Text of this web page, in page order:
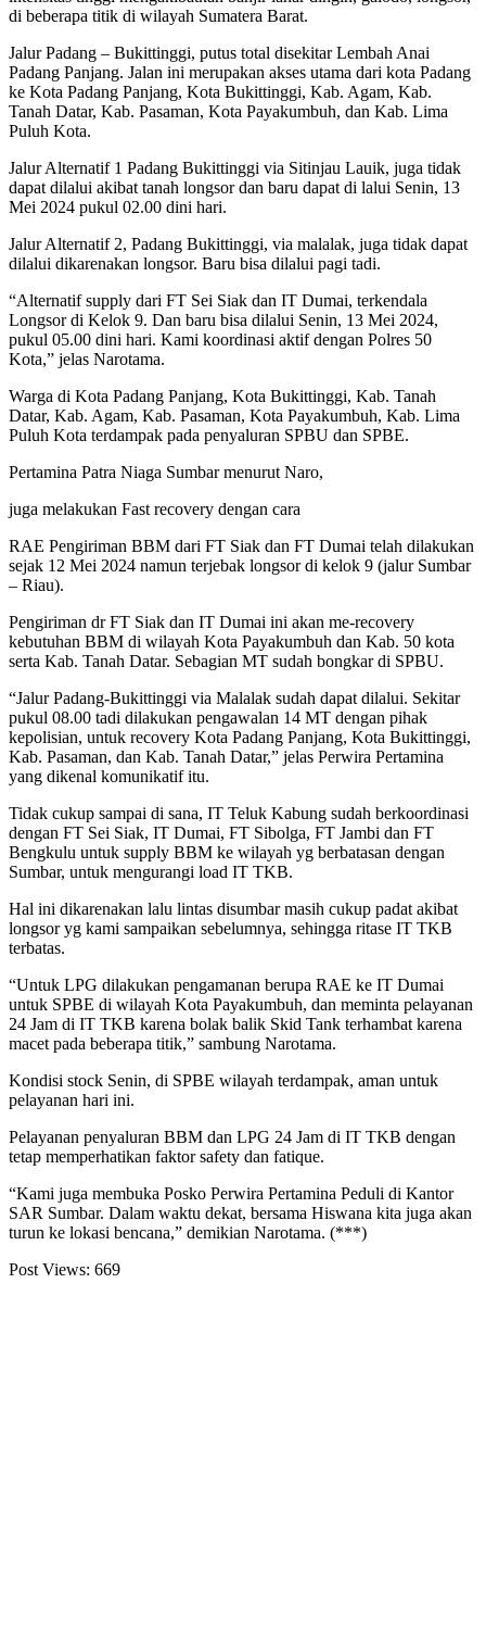
di beberapa titik di wilayah Sumatera Barat.
Jalur Padang – Bukittinggi, putus total disekitar Lembah Anai
Padang Panjang. Jalan ini merupakan akses utama dari kota Padang
ke Kota Padang Panjang, Kota Bukittinggi, Kab. Agam, Kab.
Tanah Datar, Kab. Pasaman, Kota Payakumbuh, dan Kab. Lima
Puluh Kota.
Jalur Alternatif 1 Padang Bukittinggi via Sitinjau Lauik, juga tidak
dapat dilalui akibat tanah longsor dan baru dapat di lalui Senin, 13
Mei 2024 pukul 02.00 dini hari.
Jalur Alternatif 2, Padang Bukittinggi, via malalak, juga tidak dapat
dilalui dikarenakan longsor. Baru bisa dilalui pagi tadi.
“Alternatif supply dari FT Sei Siak dan IT Dumai, terkendala
Longsor di Kelok 9. Dan baru bisa dilalui Senin, 13 Mei 2024,
pukul 05.00 dini hari. Kami koordinasi aktif dengan Polres 50
Kota,” jelas Narotama.
Warga di Kota Padang Panjang, Kota Bukittinggi, Kab. Tanah
Datar, Kab. Agam, Kab. Pasaman, Kota Payakumbuh, Kab. Lima
Puluh Kota terdampak pada penyaluran SPBU dan SPBE.
Pertamina Patra Niaga Sumbar menurut Naro,
juga melakukan Fast recovery dengan cara
RAE Pengiriman BBM dari FT Siak dan FT Dumai telah dilakukan
sejak 12 Mei 2024 namun terjebak longsor di kelok 9 (jalur Sumbar
– Riau).
Pengiriman dr FT Siak dan IT Dumai ini akan me-recovery
kebutuhan BBM di wilayah Kota Payakumbuh dan Kab. 50 kota
serta Kab. Tanah Datar. Sebagian MT sudah bongkar di SPBU.
“Jalur Padang-Bukittinggi via Malalak sudah dapat dilalui. Sekitar
pukul 08.00 tadi dilakukan pengawalan 14 MT dengan pihak
kepolisian, untuk recovery Kota Padang Panjang, Kota Bukittinggi,
Kab. Pasaman, dan Kab. Tanah Datar,” jelas Perwira Pertamina
yang dikenal komunikatif itu.
Tidak cukup sampai di sana, IT Teluk Kabung sudah berkoordinasi
dengan FT Sei Siak, IT Dumai, FT Sibolga, FT Jambi dan FT
Bengkulu untuk supply BBM ke wilayah yg berbatasan dengan
Sumbar, untuk mengurangi load IT TKB.
Hal ini dikarenakan lalu lintas disumbar masih cukup padat akibat
longsor yg kami sampaikan sebelumnya, sehingga ritase IT TKB
terbatas.
“Untuk LPG dilakukan pengamanan berupa RAE ke IT Dumai
untuk SPBE di wilayah Kota Payakumbuh, dan meminta pelayanan
24 Jam di IT TKB karena bolak balik Skid Tank terhambat karena
macet pada beberapa titik,” sambung Narotama.
Kondisi stock Senin, di SPBE wilayah terdampak, aman untuk
pelayanan hari ini.
Pelayanan penyaluran BBM dan LPG 24 Jam di IT TKB dengan
tetap memperhatikan faktor safety dan fatique.
“Kami juga membuka Posko Perwira Pertamina Peduli di Kantor
SAR Sumbar. Dalam waktu dekat, bersama Hiswana kita juga akan
turun ke lokasi bencana,” demikian Narotama. (***)
Post Views: 669